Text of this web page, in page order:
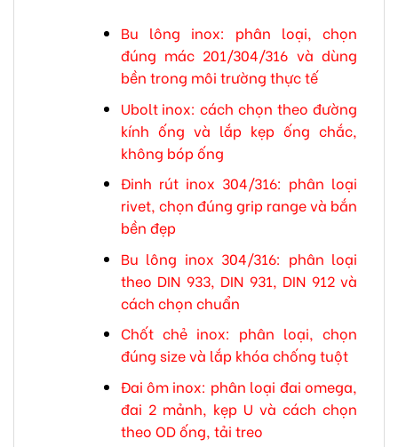
Bu lông inox: phân loại, chọn
đúng mác 201/304/316 và dùng
bền trong môi trường thực tế
Ubolt inox: cách chọn theo đường
kính ống và lắp kẹp ống chắc,
không bóp ống
Đinh rút inox 304/316: phân loại
rivet, chọn đúng grip range và bắn
bền đẹp
Bu lông inox 304/316: phân loại
theo DIN 933, DIN 931, DIN 912 và
cách chọn chuẩn
Chốt chẻ inox: phân loại, chọn
đúng size và lắp khóa chống tuột
Đai ôm inox: phân loại đai omega,
đai 2 mảnh, kẹp U và cách chọn
theo OD ống, tải treo